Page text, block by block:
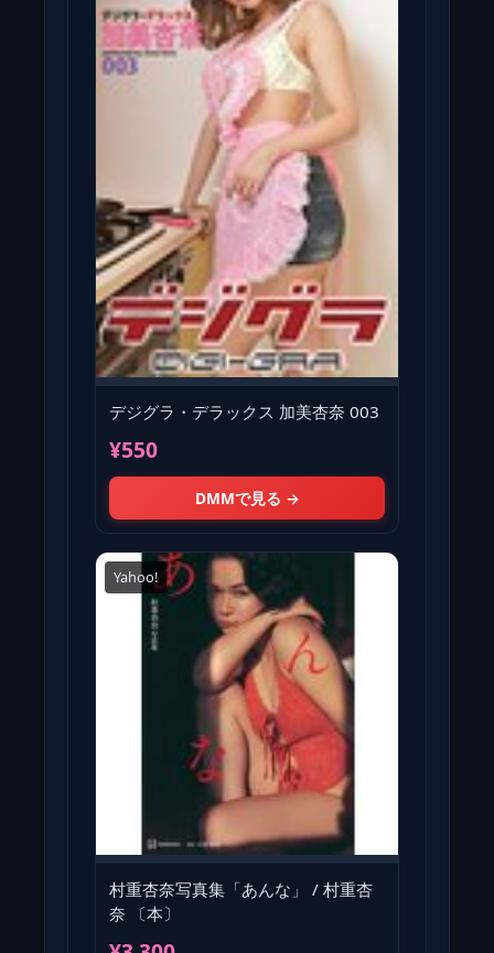
デジグラ・デラックス 加美杏奈 003
¥550
DMMで見る →
Yahoo!
村重杏奈写真集「あんな」 / 村重杏
奈 〔本〕